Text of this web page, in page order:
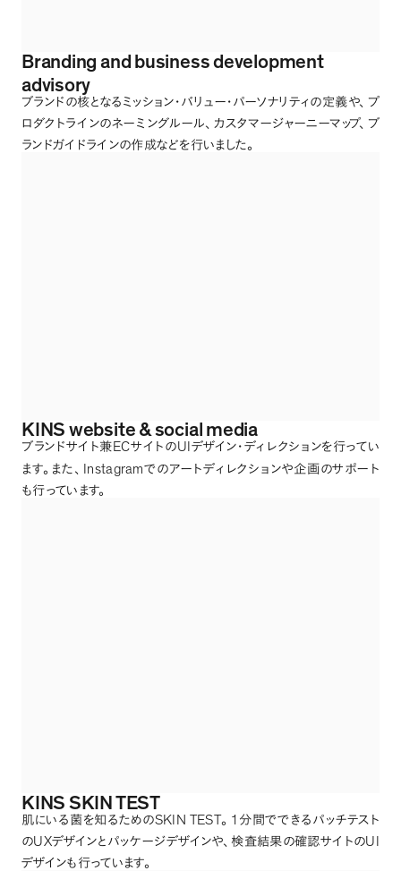
Branding and business development
advisory
ブランドの核となるミッション・バリュー・パーソナリティの定義や、 プ
ロダクトラインのネーミングルール、 カスタマージャーニーマップ、 ブ
ランドガイドラインの作成などを行いました。
KINS website & social media
ブランドサイト兼 ECサイトのUI デザイン・ディレクションを行ってい
ます。 また 、 Instagramでのアートディレクションや企画のサポート
も行っています。
KINS SKIN TEST
肌にいる菌を知るためのSKIN TEST。 1 分間でできるパッチテスト
のUXデザインとパッケージデザインや、 検査結果の確認サイトのUI
デザインも行っています。